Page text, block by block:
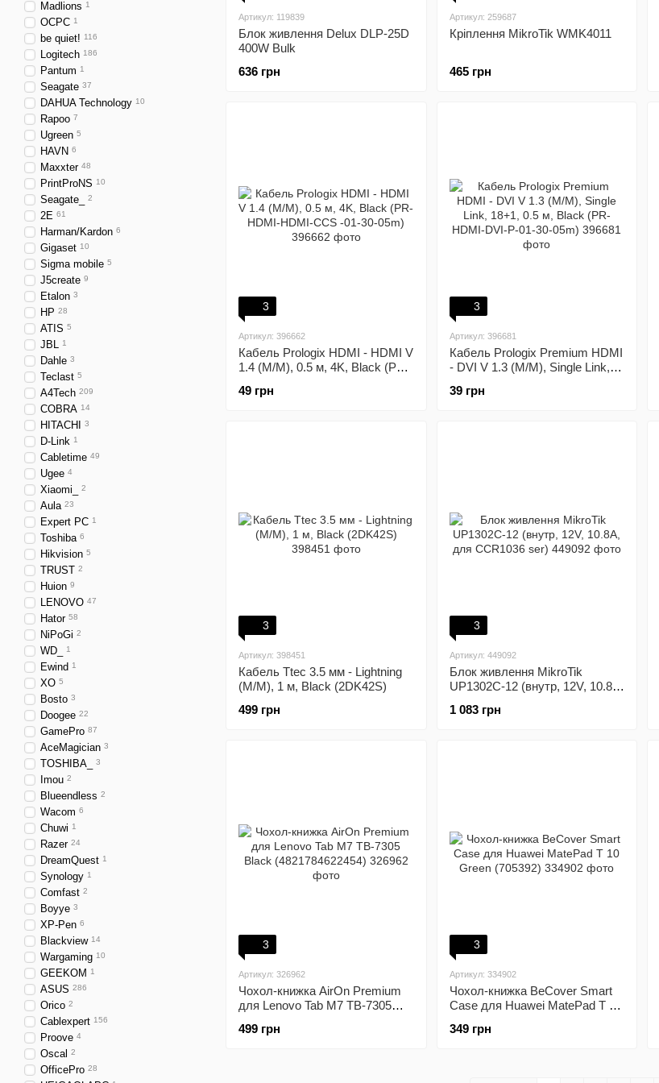
Артикул: 119839
Блок живлення Delux DLP-25D
400W Bulk
636 грн
Артикул: 259687
Кріплення MikroTik WMK4011
465 грн
3
Артикул: 396662
Кабель Prologix HDMI - HDMI V
1.4 (M/M), 0.5 м, 4K, Black (PR-
49 грн
3
Артикул: 396681
Кабель Prologix Premium HDMI
- DVI V 1.3 (M/M), Single Link,
DVI-P-01-30-05m)
39 грн
3
Артикул: 398451
Кабель Ttec 3.5 мм - Lightning
(M/M), 1 м, Black (2DK42S)
499 грн
3
Артикул: 449092
Блок живлення MikroTik
UP1302C-12 (внутр, 12V, 10.8A,
1 083 грн
3
Артикул: 326962
Чохол-книжка AirOn Premium
для Lenovo Tab M7 TB-7305
499 грн
3
Артикул: 334902
Чохол-книжка BeCover Smart
Case для Huawei MatePad T 10
349 грн
Madlions 1
OCPC 1
be quiet! 116
Logitech 186
Pantum 1
Seagate 37
DAHUA Technology 10
Rapoo 7
Ugreen 5
HAVN 6
Maxxter 48
PrintProNS 10
Seagate_ 2
2E 61
Harman/Kardon 6
Gigaset 10
Sigma mobile 5
J5create 9
Etalon 3
HP 28
ATIS 5
JBL 1
Dahle 3
Teclast 5
A4Tech 209
COBRA 14
HITACHI 3
D-Link 1
Cabletime 49
Ugee 4
Xiaomi_ 2
Aula 23
Expert PC 1
Toshiba 6
Hikvision 5
TRUST 2
Huion 9
LENOVO 47
Hator 58
NiPoGi 2
WD_ 1
Ewind 1
XO 5
Bosto 3
Doogee 22
GamePro 87
AceMagician 3
TOSHIBA_ 3
Imou 2
Blueendless 2
Wacom 6
Chuwi 1
Razer 24
DreamQuest 1
Synology 1
Comfast 2
Boyye 3
XP-Pen 6
Blackview 14
Wargaming 10
GEEKOM 1
ASUS 286
Orico 2
Cablexpert 156
Proove 4
Oscal 2
OfficePro 28